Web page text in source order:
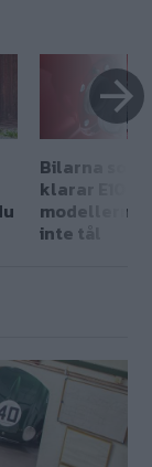
Bilarna som
klarar E10 –
modellerna
inte tål